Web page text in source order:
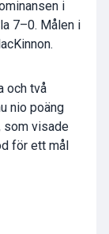
i
7–0. Målen i
och två
nio poäng
som visade
för ett mål